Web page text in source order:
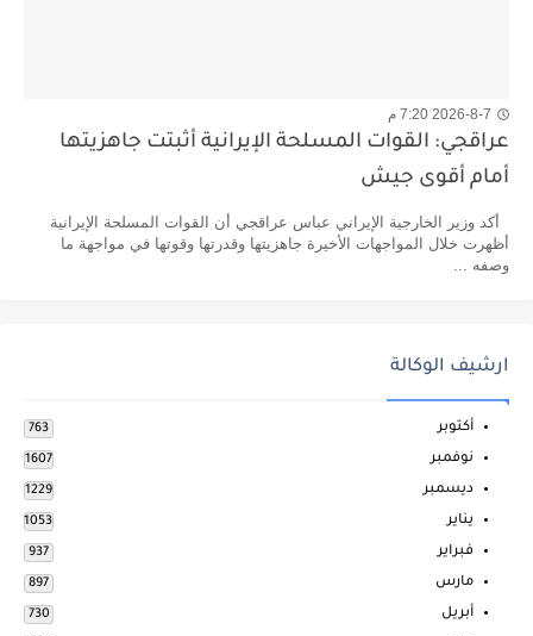
2026-8-7 7:20 م
عراقجي: القوات المسلحة الإيرانية أثبتت جاهزيتها
أمام أقوى جيش
أكد وزير الخارجية الإيراني عباس عراقجي أن القوات المسلحة الإيرانية
أظهرت خلال المواجهات الأخيرة جاهزيتها وقدرتها وقوتها في مواجهة ما
وصفه ...
ارشيف الوكالة
أكتوبر 763
نوفمبر 1607
ديسمبر 1229
يناير 1053
فبراير 937
مارس 897
أبريل 730